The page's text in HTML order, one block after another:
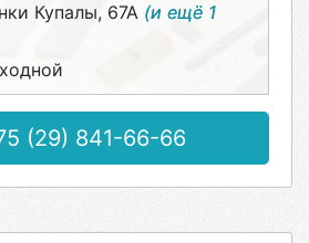
Купалы, 67А (и ещё 1
(29) 841-66-66